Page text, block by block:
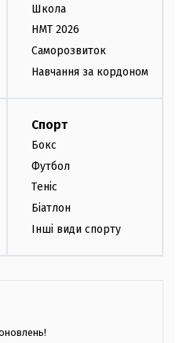
Школа
НМТ 2026
Саморозвиток
Навчання за кордоном
Спорт
Бокс
Футбол
Теніс
Біатлон
Інші види спорту